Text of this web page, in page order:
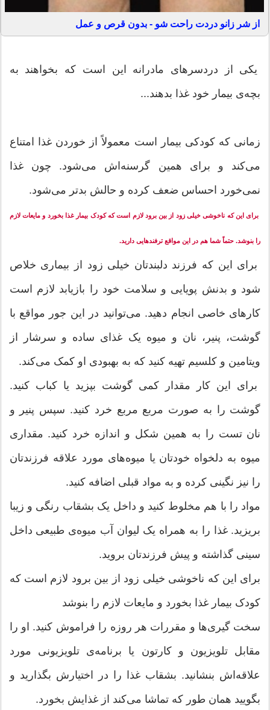
از شر زانو دردت راحت شو - بدون قرص و عمل
یکی از دردسرهای مادرانه این است که بخواهند به
بچه‌ی بیمار خود غذا بدهند...
زمانی که کودکی بیمار است معمولاً از خوردن غذا امتناع
می‌کند و برای همین گرسنه‌اش می‌شود. چون غذا
نمی‌خورد احساس ضعف کرده و حالش بدتر می‌شود.
برای این که ناخوشی خیلی زود از بین برود لازم است که کودک بیمار غذا بخورد و مایعات لازم
را بنوشد. حتماً شما هم در این مواقع ترفندهایی دارید.
برای این که فرزند دلبندتان خیلی زود از بیماری خلاص
شود و بدنش پویایی و سلامت خود را بازیابد لازم است
کارهای خاصی انجام دهید. می‌توانید در این جور مواقع با
گوشت، پنیر، نان و میوه یک غذای ساده و سرشار از
ویتامین و کلسیم تهیه کنید که به بهبودی او کمک می‌کند.
برای این کار مقدار کمی گوشت بپزید یا کباب کنید.
گوشت را به صورت مربع مربع خرد کنید. سپس پنیر و
نان تست را به همین شکل و اندازه خرد کنید. مقداری
میوه به دلخواه خودتان یا میوه‌های مورد علاقه فرزندتان
را نیز نگینی کرده و به مواد قبلی اضافه کنید.
مواد را با هم مخلوط کنید و داخل یک بشقاب رنگی و زیبا
بریزید. غذا را به همراه یک لیوان آب میوه‌ی طبیعی داخل
سینی گذاشته و پیش فرزندتان بروید.
برای این که ناخوشی خیلی زود از بین برود لازم است که
کودک بیمار غذا بخورد و مایعات لازم را بنوشد
سخت گیری‌ها و مقررات هر روزه را فراموش کنید. او را
مقابل تلویزیون و کارتون یا برنامه‌ی تلویزیونی مورد
علاقه‌اش بنشانید. بشقاب غذا را در اختیارش بگذارید و
بگویید همان طور که تماشا می‌کند از غذایش بخورد.